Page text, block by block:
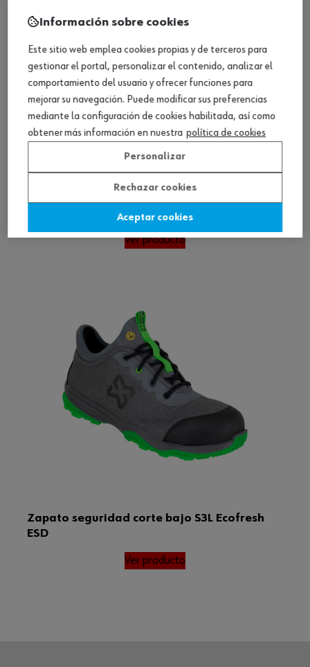
Ver producto
Zapato seguridad corte bajo S3L Ecofresh
ESD
Ver producto
Información sobre cookies
Este sitio web emplea cookies propias y de terceros para
gestionar el portal, personalizar el contenido, analizar el
comportamiento del usuario y ofrecer funciones para
mejorar su navegación. Puede modificar sus preferencias
mediante la configuración de cookies habilitada, así como
obtener más información en nuestra política de cookies
Personalizar
Rechazar cookies
Aceptar cookies